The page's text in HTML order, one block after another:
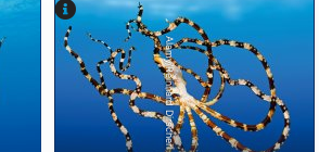
Alamy/Reinhard Dirscherl